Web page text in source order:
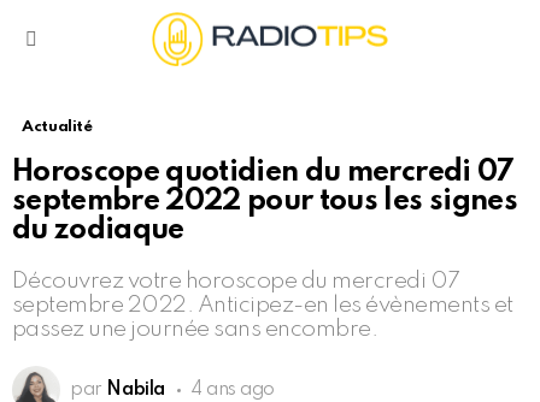
Actualité
Horoscope quotidien du mercredi 07
septembre 2022 pour tous les signes
du zodiaque
Découvrez votre horoscope du mercredi 07
septembre 2022. Anticipez-en les évènements et
passez une journée sans encombre.
par Nabila 4 ans ago